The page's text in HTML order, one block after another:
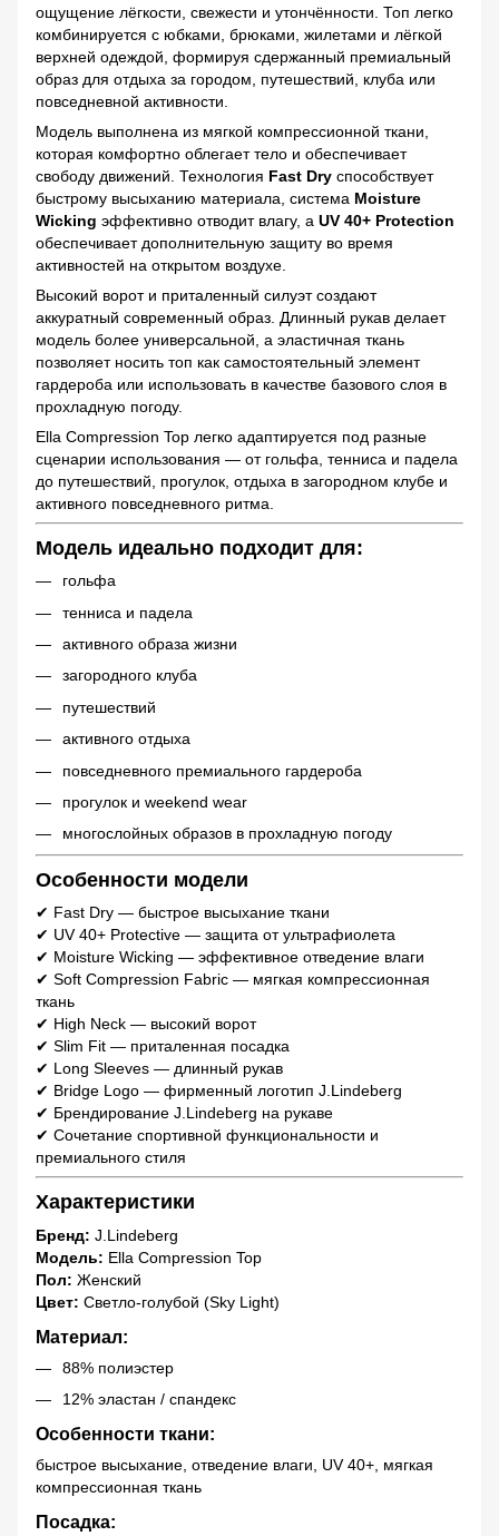
ощущение лёгкости, свежести и утончённости. Топ легко
комбинируется с юбками, брюками, жилетами и лёгкой
верхней одеждой, формируя сдержанный премиальный
образ для отдыха за городом, путешествий, клуба или
повседневной активности.
Модель выполнена из мягкой компрессионной ткани,
которая комфортно облегает тело и обеспечивает
свободу движений. Технология Fast Dry способствует
быстрому высыханию материала, система Moisture
Wicking эффективно отводит влагу, а UV 40+ Protection
обеспечивает дополнительную защиту во время
активностей на открытом воздухе.
Высокий ворот и приталенный силуэт создают
аккуратный современный образ. Длинный рукав делает
модель более универсальной, а эластичная ткань
позволяет носить топ как самостоятельный элемент
гардероба или использовать в качестве базового слоя в
прохладную погоду.
Ella Compression Top легко адаптируется под разные
сценарии использования — от гольфа, тенниса и падела
до путешествий, прогулок, отдыха в загородном клубе и
активного повседневного ритма.
Модель идеально подходит для:
гольфа
тенниса и падела
активного образа жизни
загородного клуба
путешествий
активного отдыха
повседневного премиального гардероба
прогулок и weekend wear
многослойных образов в прохладную погоду
Особенности модели
✔ Fast Dry — быстрое высыхание ткани
✔ UV 40+ Protective — защита от ультрафиолета
✔ Moisture Wicking — эффективное отведение влаги
✔ Soft Compression Fabric — мягкая компрессионная
ткань
✔ High Neck — высокий ворот
✔ Slim Fit — приталенная посадка
✔ Long Sleeves — длинный рукав
✔ Bridge Logo — фирменный логотип J.Lindeberg
✔ Брендирование J.Lindeberg на рукаве
✔ Сочетание спортивной функциональности и
премиального стиля
Характеристики
Бренд: J.Lindeberg
Модель: Ella Compression Top
Пол: Женский
Цвет: Светло-голубой (Sky Light)
Материал:
88% полиэстер
12% эластан / спандекс
Особенности ткани:
быстрое высыхание, отведение влаги, UV 40+, мягкая
компрессионная ткань
Посадка: